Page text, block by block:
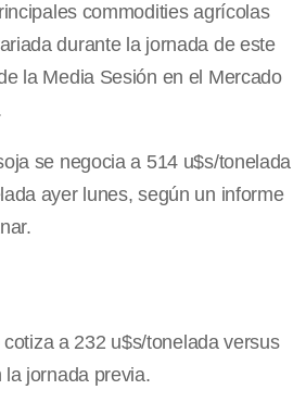
commodities agrícolas
durante la jornada de este
la Media Sesión en el Mercado
se negocia a 514 u$s/tonelada
ayer lunes, según un informe
a 232 u$s/tonelada versus
jornada previa.